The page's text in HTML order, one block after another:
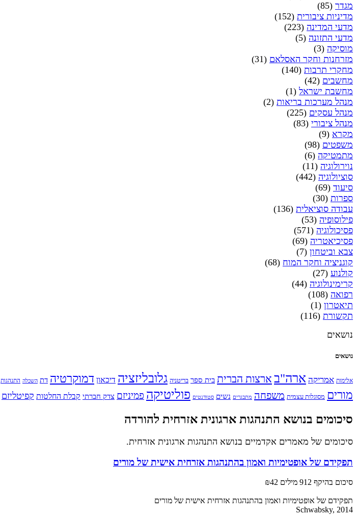
מגדר (85)
מדיניות ציבורית (152)
מדעי המדינה (223)
מדעי התזונה (5)
מוסיקה (3)
מזרחנות וחקר האסלאם (31)
מחקרי תרבות (140)
מחשבים (42)
מחשבת ישראל (1)
מנהל מערכות בריאות (2)
מנהל עסקים (225)
מנהל ציבורי (83)
מקרא (9)
משפטים (98)
מתמטיקה (6)
נוירולוגיה (11)
סוציולוגיה (442)
סיעוד (69)
ספרות (30)
עבודה סוציאלית (136)
פילוסופיה (53)
פסיכולוגיה (571)
פסיכיאטריה (69)
צבא וביטחון (7)
קוגניציה וחקר המוח (68)
קולנוע (27)
קרימינולוגיה (44)
רפואה (108)
תיאטרון (1)
תקשורת (116)
נושאים
נושאים
אלימות אמריקה ארה"ב ארצות הברית בית ספר בריטניה גלובליזציה דיכאון דמוקרטיה דת השכלה התנהגות
מורים מסוגלות עצמית משפחה מתבגרים נשים סטודנטים פוליטיקה פמיניזם צדק חברתי קבלת החלטות קפיטליזם
סיכומים בנושא התנהגות ארגונית אזרחית להורדה
סיכומים של מאמרים אקדמיים בנושא התנהגות ארגונית אזרחית.
תפקידם של אופטימיות ואמון בהתנהגות אזרחית אישית של מורים
סיכום בהיקף 912 מילים ₪42
תפקידם של אופטימיות ואמון בהתנהגות אזרחית אישית של מורים
Schwabsky, 2014